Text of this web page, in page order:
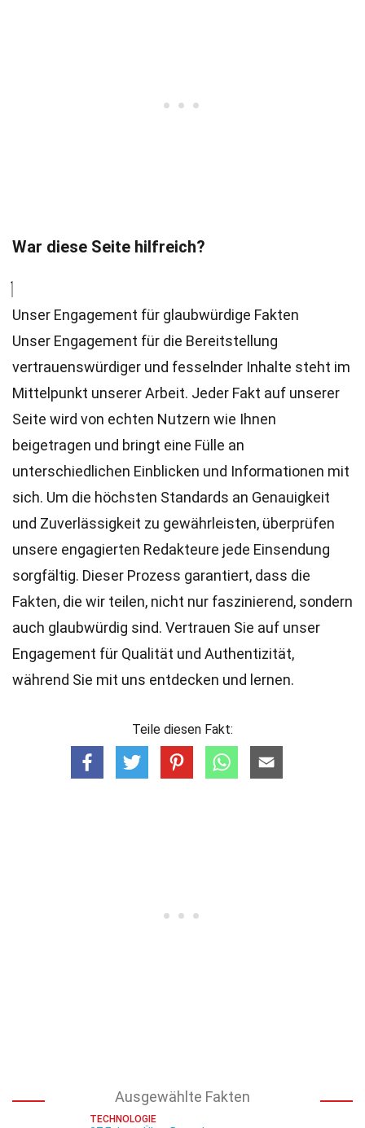
War diese Seite hilfreich?
Unser Engagement für glaubwürdige Fakten
Unser Engagement für die Bereitstellung
vertrauenswürdiger und fesselnder Inhalte steht im
Mittelpunkt unserer Arbeit. Jeder Fakt auf unserer
Seite wird von echten Nutzern wie Ihnen
beigetragen und bringt eine Fülle an
unterschiedlichen Einblicken und Informationen mit
sich. Um die höchsten Standards an Genauigkeit
und Zuverlässigkeit zu gewährleisten, überprüfen
unsere engagierten Redakteure jede Einsendung
sorgfältig. Dieser Prozess garantiert, dass die
Fakten, die wir teilen, nicht nur faszinierend, sondern
auch glaubwürdig sind. Vertrauen Sie auf unser
Engagement für Qualität und Authentizität,
während Sie mit uns entdecken und lernen.
Teile diesen Fakt:
Ausgewählte Fakten
TECHNOLOGIE